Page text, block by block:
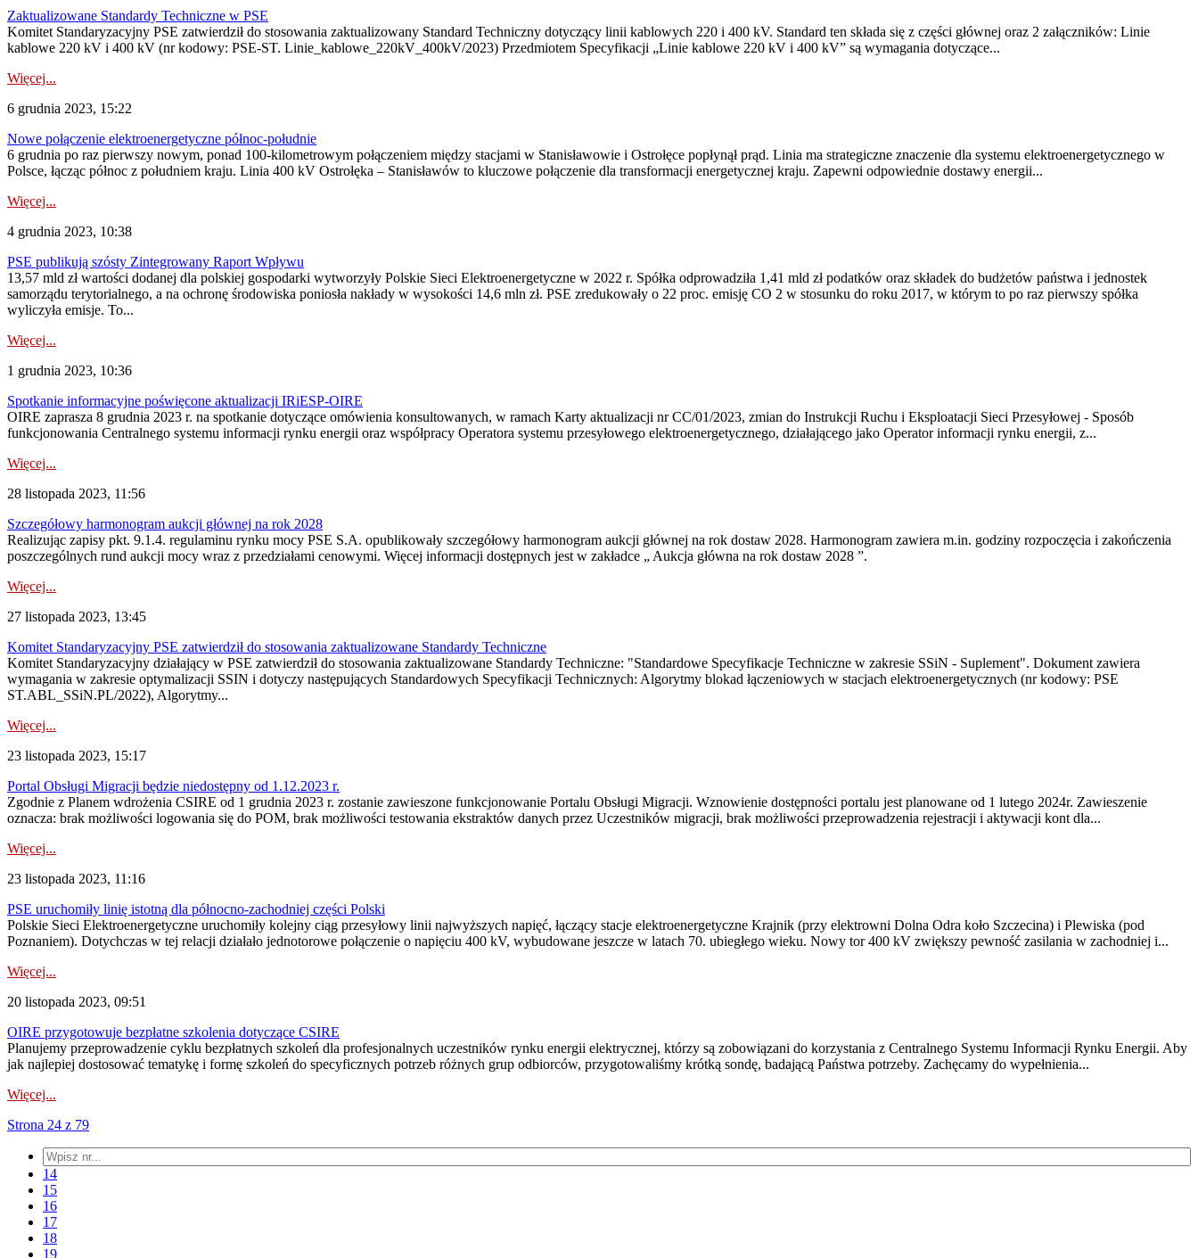
Zaktualizowane Standardy Techniczne w PSE
Komitet Standaryzacyjny PSE zatwierdził do stosowania zaktualizowany Standard Techniczny dotyczący linii kablowych 220 i 400 kV. Standard ten składa się z części głównej oraz 2 załączników: Linie
kablowe 220 kV i 400 kV (nr kodowy: PSE-ST. Linie_kablowe_220kV_400kV/2023) Przedmiotem Specyfikacji „Linie kablowe 220 kV i 400 kV” są wymagania dotyczące...
Więcej...
6 grudnia 2023, 15:22
Nowe połączenie elektroenergetyczne północ-południe
6 grudnia po raz pierwszy nowym, ponad 100-kilometrowym połączeniem między stacjami w Stanisławowie i Ostrołęce popłynął prąd. Linia ma strategiczne znaczenie dla systemu elektroenergetycznego w
Polsce, łącząc północ z południem kraju. Linia 400 kV Ostrołęka – Stanisławów to kluczowe połączenie dla transformacji energetycznej kraju. Zapewni odpowiednie dostawy energii...
Więcej...
4 grudnia 2023, 10:38
PSE publikują szósty Zintegrowany Raport Wpływu
13,57 mld zł wartości dodanej dla polskiej gospodarki wytworzyły Polskie Sieci Elektroenergetyczne w 2022 r. Spółka odprowadziła 1,41 mld zł podatków oraz składek do budżetów państwa i jednostek
samorządu terytorialnego, a na ochronę środowiska poniosła nakłady w wysokości 14,6 mln zł. PSE zredukowały o 22 proc. emisję CO 2 w stosunku do roku 2017, w którym to po raz pierwszy spółka
wyliczyła emisje. To...
Więcej...
1 grudnia 2023, 10:36
Spotkanie informacyjne poświęcone aktualizacji IRiESP-OIRE
OIRE zaprasza 8 grudnia 2023 r. na spotkanie dotyczące omówienia konsultowanych, w ramach Karty aktualizacji nr CC/01/2023, zmian do Instrukcji Ruchu i Eksploatacji Sieci Przesyłowej - Sposób
funkcjonowania Centralnego systemu informacji rynku energii oraz współpracy Operatora systemu przesyłowego elektroenergetycznego, działającego jako Operator informacji rynku energii, z...
Więcej...
28 listopada 2023, 11:56
Szczegółowy harmonogram aukcji głównej na rok 2028
Realizując zapisy pkt. 9.1.4. regulaminu rynku mocy PSE S.A. opublikowały szczegółowy harmonogram aukcji głównej na rok dostaw 2028. Harmonogram zawiera m.in. godziny rozpoczęcia i zakończenia
poszczególnych rund aukcji mocy wraz z przedziałami cenowymi. Więcej informacji dostępnych jest w zakładce „ Aukcja główna na rok dostaw 2028 ”.
Więcej...
27 listopada 2023, 13:45
Komitet Standaryzacyjny PSE zatwierdził do stosowania zaktualizowane Standardy Techniczne
Komitet Standaryzacyjny działający w PSE zatwierdził do stosowania zaktualizowane Standardy Techniczne: "Standardowe Specyfikacje Techniczne w zakresie SSiN - Suplement". Dokument zawiera
wymagania w zakresie optymalizacji SSIN i dotyczy następujących Standardowych Specyfikacji Technicznych: Algorytmy blokad łączeniowych w stacjach elektroenergetycznych (nr kodowy: PSE
ST.ABL_SSiN.PL/2022), Algorytmy...
Więcej...
23 listopada 2023, 15:17
Portal Obsługi Migracji będzie niedostępny od 1.12.2023 r.
Zgodnie z Planem wdrożenia CSIRE od 1 grudnia 2023 r. zostanie zawieszone funkcjonowanie Portalu Obsługi Migracji. Wznowienie dostępności portalu jest planowane od 1 lutego 2024r. Zawieszenie
oznacza: brak możliwości logowania się do POM, brak możliwości testowania ekstraktów danych przez Uczestników migracji, brak możliwości przeprowadzenia rejestracji i aktywacji kont dla...
Więcej...
23 listopada 2023, 11:16
PSE uruchomiły linię istotną dla północno-zachodniej części Polski
Polskie Sieci Elektroenergetyczne uruchomiły kolejny ciąg przesyłowy linii najwyższych napięć, łączący stacje elektroenergetyczne Krajnik (przy elektrowni Dolna Odra koło Szczecina) i Plewiska (pod
Poznaniem). Dotychczas w tej relacji działało jednotorowe połączenie o napięciu 400 kV, wybudowane jeszcze w latach 70. ubiegłego wieku. Nowy tor 400 kV zwiększy pewność zasilania w zachodniej i...
Więcej...
20 listopada 2023, 09:51
OIRE przygotowuje bezpłatne szkolenia dotyczące CSIRE
Planujemy przeprowadzenie cyklu bezpłatnych szkoleń dla profesjonalnych uczestników rynku energii elektrycznej, którzy są zobowiązani do korzystania z Centralnego Systemu Informacji Rynku Energii. Aby
jak najlepiej dostosować tematykę i formę szkoleń do specyficznych potrzeb różnych grup odbiorców, przygotowaliśmy krótką sondę, badającą Państwa potrzeby. Zachęcamy do wypełnienia...
Więcej...
Strona 24 z 79
14
15
16
17
18
19